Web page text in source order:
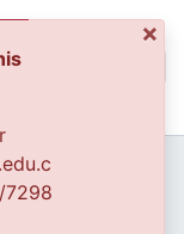
of DSpace
medio
×
7298